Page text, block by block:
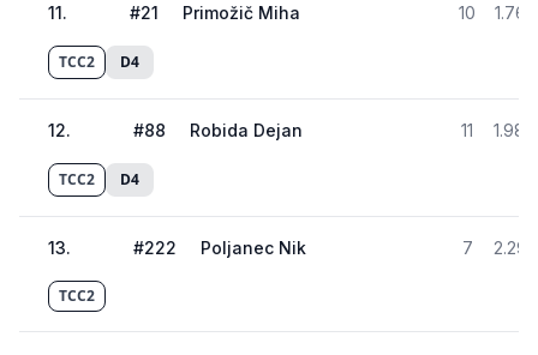
11. #21 Primožič Miha 10 1.762
TCC2 D4
12. #88 Robida Dejan 11 1.986
TCC2 D4
13. #222 Poljanec Nik 7 2.293
TCC2